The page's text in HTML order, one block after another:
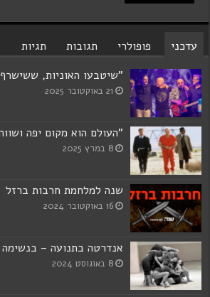
עדכני פופולרי תגובות
תגיות
"שיטבעו האוניות,
21 באוקטובר 2025
"העולם הוא מקום יפה
8 במרץ 2025
שנה למלחמת חרבות ברזל
16 באוקטובר 2024
אנדרטה בתנועה –
8 באוגוסט 2024